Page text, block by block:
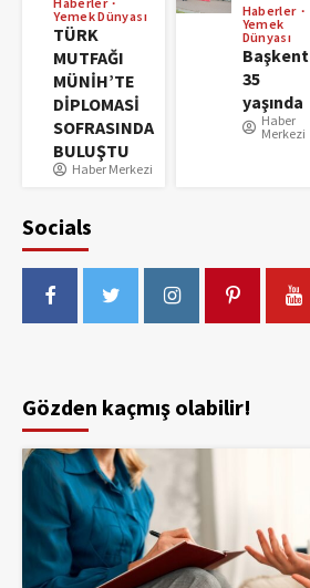
Yemek Dünyası
TÜRK
MUTFAĞI
MÜNİH’TE
DİPLOMASİ
SOFRASINDA
BULUŞTU
Haber Merkezi
Haberler
Yemek
Dünyası
Başkent
35
yaşında
Haber
Merkezi
Socials
Gözden kaçmış olabilir!